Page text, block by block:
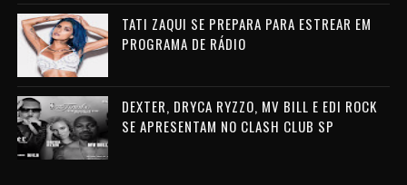
TATI ZAQUI SE PREPARA PARA ESTREAR EM
PROGRAMA DE RÁDIO
DEXTER, DRYCA RYZZO, MV BILL E EDI ROCK
SE APRESENTAM NO CLASH CLUB SP